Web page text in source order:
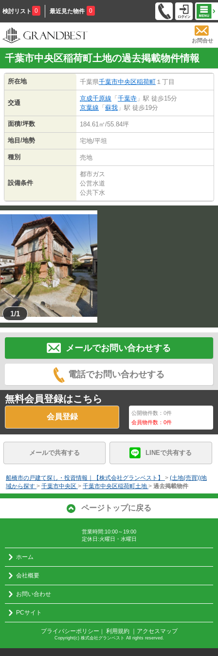
検討リスト 0 最近見た物件 0
お問合せ
千葉市中央区稲荷町土地の過去掲載物件情報
所在地 千葉県千葉市中央区稲荷町 １丁目
交通
京成千原線 「 千葉寺 」駅 徒歩15分
京葉線 「 蘇我 」駅 徒歩19分
面積/坪数 184.61㎡/55.84坪
地目/地勢 宅地/平坦
種別 売地
設備条件
都市ガス
公営水道
公共下水
1/1
メールでお問い合わせする
電話でお問い合わせする
無料会員登録はこちら
会員登録 公開物件数：0件
会員物件数：0件
メールで共有する LINEで共有する
船橋市の戸建て探し・投資情報｜【株式会社グランベスト】 > (土地(売買))地
域から探す > 千葉市中央区 > 千葉市中央区稲荷町土地 > 過去掲載物件
ページトップに戻る
営業時間:10:00～19:00
定休日:火曜日・水曜日
ホーム
会社概要
お問い合わせ
PCサイト
プライバシーポリシー ｜ 利用規約 ｜アクセスマップ
Copyright(c) 株式会社グランベスト All rights reserved.